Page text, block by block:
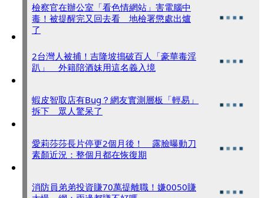
檢察官在辦公室「看色情網站」害電腦中
毒！被提醒完又回去看 地檢署懲處出爐
了
2台灣人被捕！吉隆坡搗破百人「豪華毒淫
趴」 外籍陪酒妹用這名義入境
蝦皮智取店有Bug？網友實測層板「輕易」
拆下 眾人驚呆了
愛莉莎莎長片停更2個月後！ 露臉曝動刀
素顏近況：整個月都在恢復期
消防員弟弟投資賺70萬提離職！嫌0050賺